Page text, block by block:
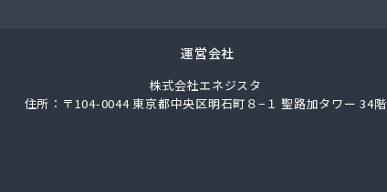
ミヤレン
運営会社
株式会社エネジスタ
住所：〒104-0044 東京都中央区明石町８−１ 聖路加タワー 34階